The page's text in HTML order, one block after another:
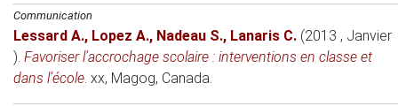
Communication
Lessard A., Lopez A., Nadeau S., Lanaris C. (2013 , Janvier
). Favoriser l’accrochage scolaire : interventions en classe et
dans l’école. xx, Magog, Canada.